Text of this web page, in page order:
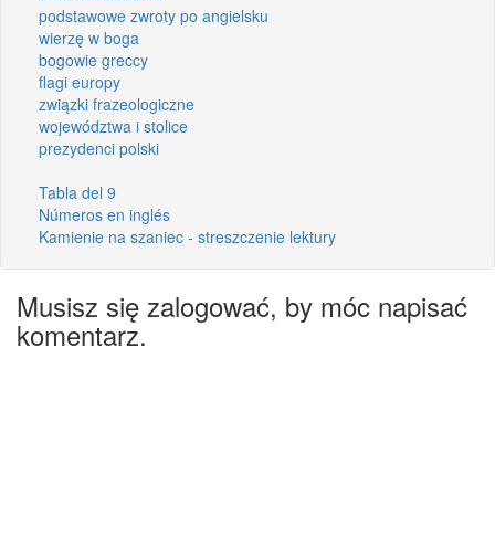
podstawowe zwroty po angielsku
wierzę w boga
bogowie greccy
flagi europy
związki frazeologiczne
województwa i stolice
prezydenci polski
Tabla del 9
Números en inglés
Kamienie na szaniec - streszczenie lektury
Musisz się zalogować, by móc napisać
komentarz.